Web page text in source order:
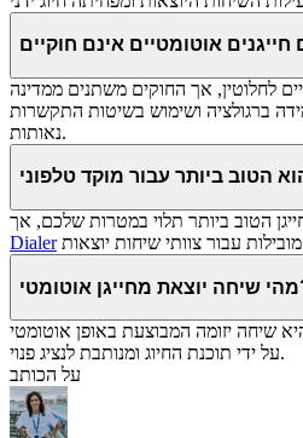
לחלוטין, אך החוקים משתנים ממדינה
ברגולציה ושימוש בשיטות התקשרות
נאותות.
Dialer
שיחה יזומה המבוצעת באופן אוטומטי
על ידי תוכנת החיוג ומנותבת לנציג פנוי.
על הכותב